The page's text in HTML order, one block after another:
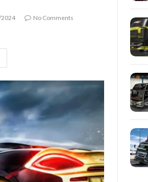
No Comments